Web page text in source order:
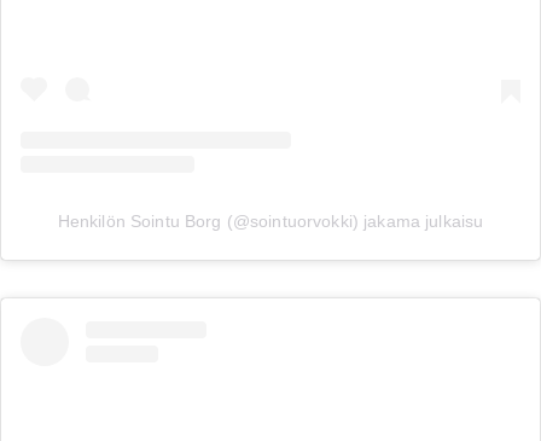
Henkilön Sointu Borg (@sointuorvokki) jakama julkaisu